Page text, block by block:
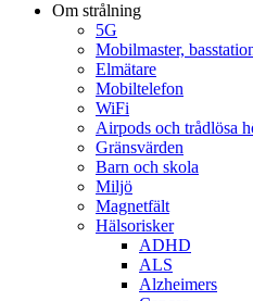
Om strålning
5G
Mobilmaster,
Elmätare
Mobiltelefon
WiFi
Airpods och trådlösa
Gränsvärden
Barn och skola
Miljö
Magnetfält
Hälsorisker
ADHD
ALS
Alzheimers